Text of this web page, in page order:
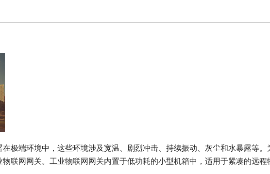
极端环境中，这些环境涉及宽温、剧烈冲击、持续振动、灰尘和水暴露等。
联网网关。工业物联网网关内置于低功耗的小型机箱中，适用于紧凑的远程